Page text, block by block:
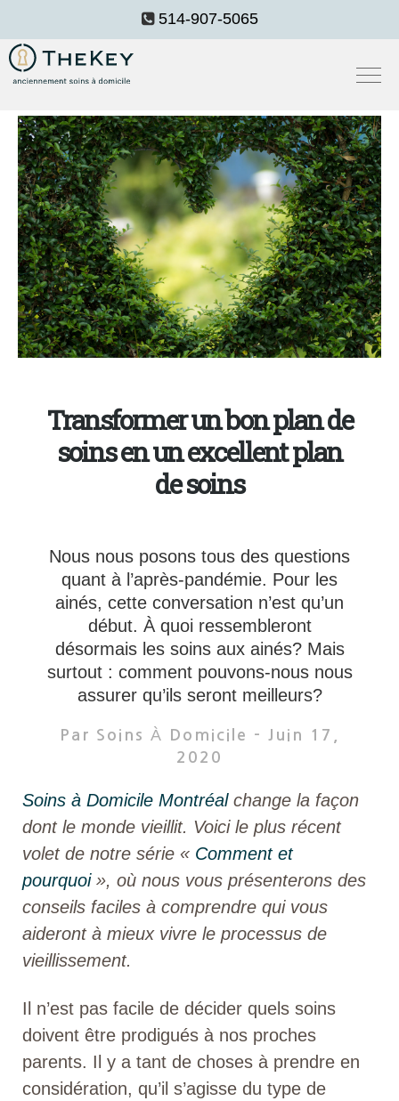
514-907-5065
Transformer un bon plan de
soins en un excellent plan
de soins
Nous nous posons tous des questions
quant à l’après-pandémie. Pour les
ainés, cette conversation n’est qu’un
début. À quoi ressembleront
désormais les soins aux ainés? Mais
surtout : comment pouvons-nous nous
assurer qu’ils seront meilleurs?
Par Soins À Domicile - Juin 17,
2020
Soins à Domicile Montréalchange la façon
dont le monde vieillit. Voici le plus récent
volet de notre série « Comment et
pourquoi», où nous vous présenterons des
conseils faciles à comprendre qui vous
aideront à mieux vivre le processus de
vieillissement.
Il n’est pas facile de décider quels soins
doivent être prodigués à nos proches
parents. Il y a tant de choses à prendre en
considération, qu’il s’agisse du type de